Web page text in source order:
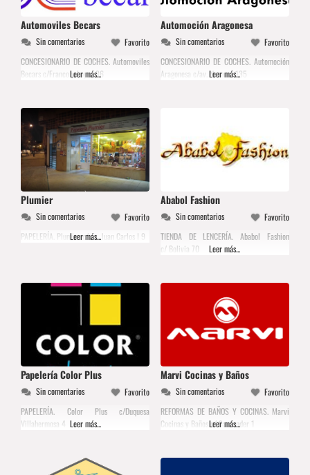
Automoviles Becars
Sin comentarios
Favorito
CONCESIONARIO DE COCHES. Automoviles
Becars c/Franco y Lopez 36
Leer más...
Automoción Aragonesa
Sin comentarios
Favorito
CONCESIONARIO DE COCHES. Automoción
Aragonesa c/av. Navarra 135
Leer más...
Plumier
Sin comentarios
Favorito
PAPELERÍA. Plumier c/ av. Juan Carlos I 9
Leer más...
Ababol Fashion
Sin comentarios
Favorito
TIENDA DE LENCERÍA. Ababol Fashion
c/ Bolivia 70
Leer más...
Papelería Color Plus
Sin comentarios
Favorito
PAPELERÍA. Color Plus c/Duquesa
Villahermosa 4 Leer más...
Marvi Cocinas y Baños
Sin comentarios
Favorito
REFORMAS DE BAÑOS Y COCINAS. Marvi
Cocinas y Baños c/ Santander 1
Leer más...